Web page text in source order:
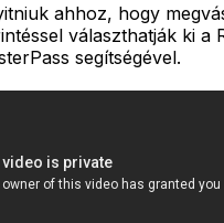
ahhoz, hogy
választhatják ki
segítségével.